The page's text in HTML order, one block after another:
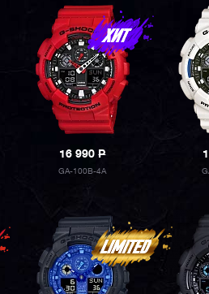
16 990P
GA-100B-4A